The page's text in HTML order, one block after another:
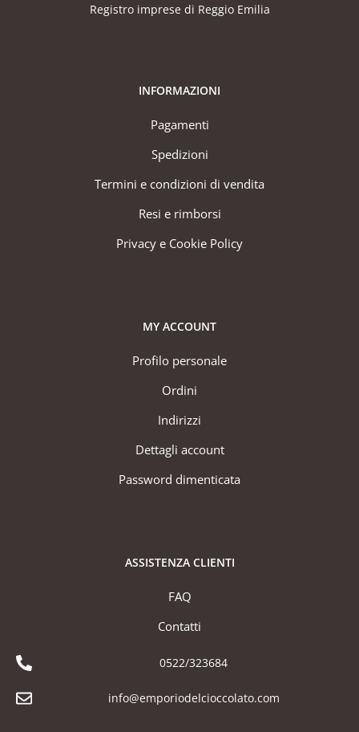
Registro imprese di Reggio Emilia
INFORMAZIONI
Pagamenti
Spedizioni
Termini e condizioni di vendita
Resi e rimborsi
Privacy e Cookie Policy
MY ACCOUNT
Profilo personale
Ordini
Indirizzi
Dettagli account
Password dimenticata
ASSISTENZA CLIENTI
FAQ
Contatti
0522/323684
info@emporiodelcioccolato.com